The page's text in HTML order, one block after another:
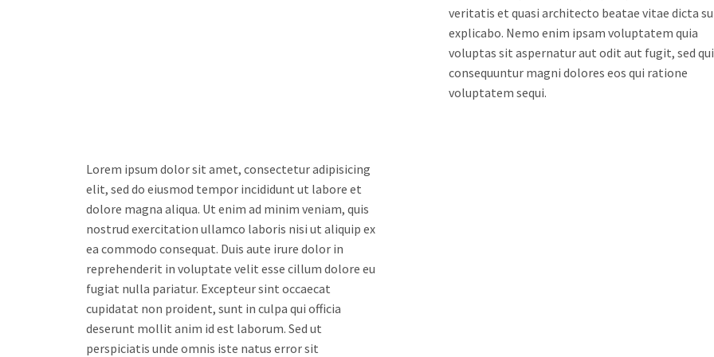
veritatis et quasi architecto beatae vitae dicta
explicabo. Nemo enim ipsam voluptatem quia
voluptas sit aspernatur aut odit aut fugit, sed
consequuntur magni dolores eos qui ratione
voluptatem sequi.
Lorem ipsum dolor sit amet, consectetur adipisicing
elit, sed do eiusmod tempor incididunt ut labore et
dolore magna aliqua. Ut enim ad minim veniam, quis
nostrud exercitation ullamco laboris nisi ut aliquip ex
ea commodo consequat. Duis aute irure dolor in
reprehenderit in voluptate velit esse cillum dolore eu
fugiat nulla pariatur. Excepteur sint occaecat
cupidatat non proident, sunt in culpa qui officia
deserunt mollit anim id est laborum. Sed ut
perspiciatis unde omnis iste natus error sit